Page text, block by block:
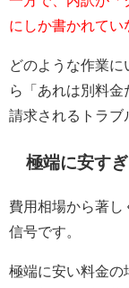
にしか書かれてい
どのような作業
ら「あれは別料
請求されるトラブ
極端に安す
費用相場から著し
信号です。
極端に安い料金の